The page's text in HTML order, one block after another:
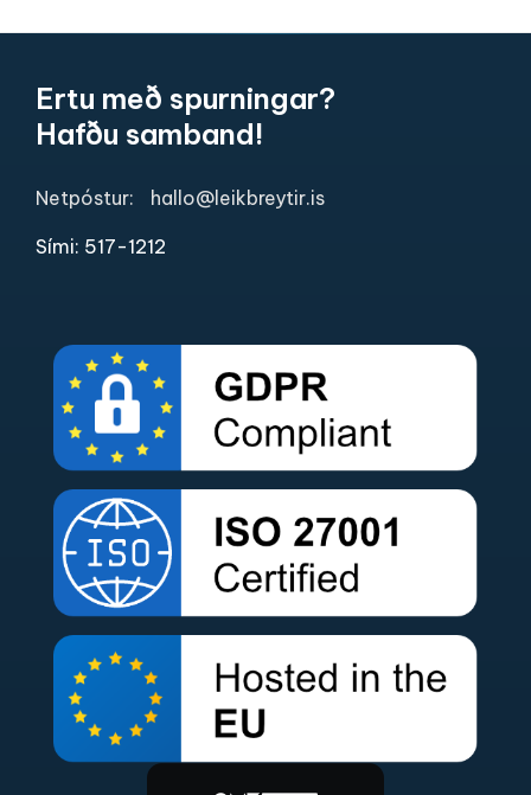
Ertu með spurningar?
Hafðu samband!
Netpóstur: hallo@leikbreytir.is
Sími: 517-1212​